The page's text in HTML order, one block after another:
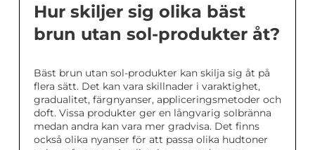
Hur skiljer sig olika bäst
brun utan sol-produkter åt?
Bäst brun utan sol-produkter kan skilja sig åt på
flera sätt. Det kan vara skillnader i varaktighet,
gradualitet, färgnyanser, appliceringsmetoder och
doft. Vissa produkter ger en långvarig solbränna
medan andra kan vara mer gradvisa. Det finns
också olika nyanser för att passa olika hudtoner